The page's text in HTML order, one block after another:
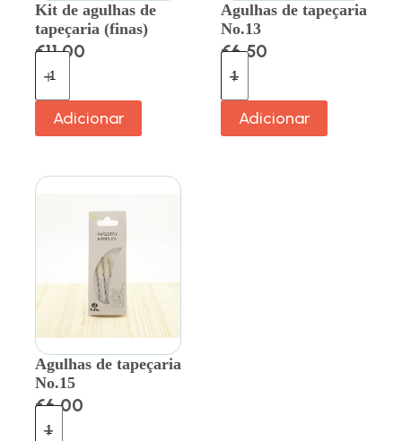
Kit de agulhas de
tapeçaria (finas)
€11.00
Adicionar
Agulhas de tapeçaria
No.13
€6.50
Adicionar
Agulhas de tapeçaria
No.15
€6.00